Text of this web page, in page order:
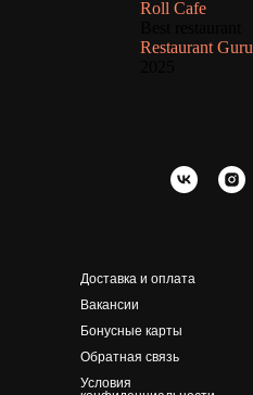
Roll Cafe
Restaurant Guru
Доставка и оплата
Вакансии
Бонусные карты
Обратная связь
Условия